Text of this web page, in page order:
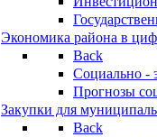
Экономика района в
Back
Социально -
Прогнозы
Закупки для
Back